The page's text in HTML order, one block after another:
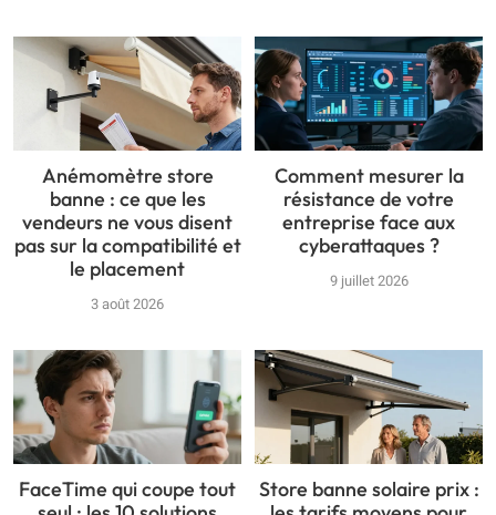
Anémomètre store
banne : ce que les
vendeurs ne vous disent
pas sur la compatibilité et
le placement
3 août 2026
Comment mesurer la
résistance de votre
entreprise face aux
cyberattaques ?
9 juillet 2026
FaceTime qui coupe tout
Store banne solaire prix :